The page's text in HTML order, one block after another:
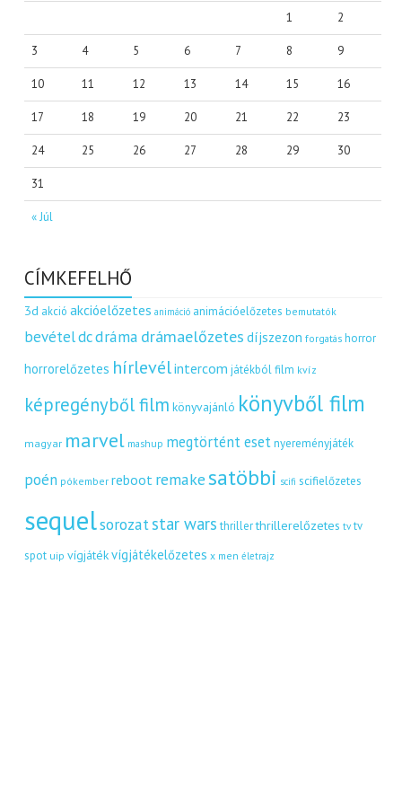
« Júl
1 2
3 4 5 6 7 8 9
10 11 12 13 14 15 16
17 18 19 20 21 22 23
24 25 26 27 28 29 30
31
CÍMKEFELHŐ
3d akció akcióelőzetes animáció animációelőzetes bemutatók
bevételdcdráma drámaelőzetes díjszezon forgatás horror
horrorelőzetes hírlevélintercom játékból film kvíz
képregényből film könyvajánló könyvből film
magyar marvel mashup megtörtént eset nyereményjáték
poén pókember reboot remakesatöbbi scifi scifielőzetes
sequelsorozatstar wars thriller thrillerelőzetes tv tv
spot uip vígjátékvígjátékelőzetes x men életrajz